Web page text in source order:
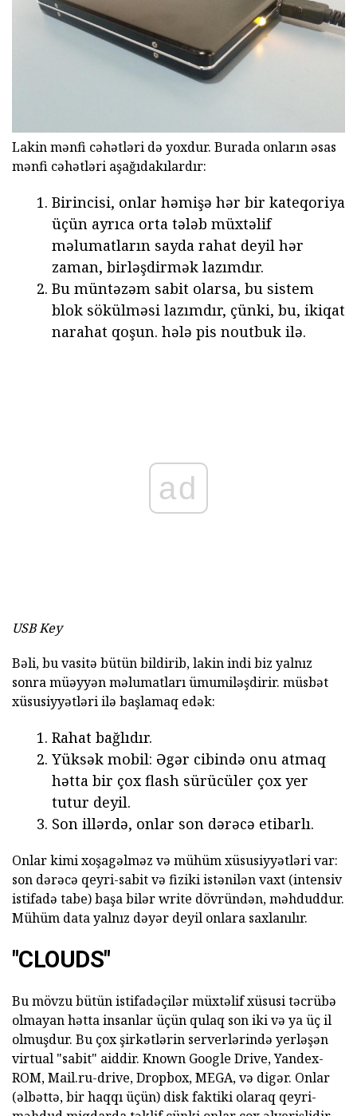
Lakin mənfi cəhətləri də yoxdur. Burada onların əsas
mənfi cəhətləri aşağıdakılardır:
Birincisi, onlar həmişə hər bir kateqoriya
üçün ayrıca orta tələb müxtəlif
məlumatların sayda rahat deyil hər
zaman, birləşdirmək lazımdır.
Bu müntəzəm sabit olarsa, bu sistem
blok sökülməsi lazımdır, çünki, bu, ikiqat
narahat qoşun. hələ pis noutbuk ilə.
ad
USB Key
Bəli, bu vasitə bütün bildirib, lakin indi biz yalnız
sonra müəyyən məlumatları ümumiləşdirir. müsbət
xüsusiyyətləri ilə başlamaq edək:
Rahat bağlıdır.
Yüksək mobil: Əgər cibində onu atmaq
hətta bir çox flash sürücüler çox yer
tutur deyil.
Son illərdə, onlar son dərəcə etibarlı.
Onlar kimi xoşagəlməz və mühüm xüsusiyyətləri var:
son dərəcə qeyri-sabit və fiziki istənilən vaxt (intensiv
istifadə tabe) başa bilər write dövründən, məhduddur.
Mühüm data yalnız dəyər deyil onlara saxlanılır.
"CLOUDS"
Bu mövzu bütün istifadəçilər müxtəlif xüsusi təcrübə
olmayan hətta insanlar üçün qulaq son iki və ya üç il
olmuşdur. Bu çox şirkətlərin serverlərində yerləşən
virtual "sabit" aiddir. Known Google Drive, Yandex-
ROM, Mail.ru-drive, Dropbox, MEGA, və digər. Onlar
(əlbəttə, bir haqqı üçün) disk faktiki olaraq qeyri-